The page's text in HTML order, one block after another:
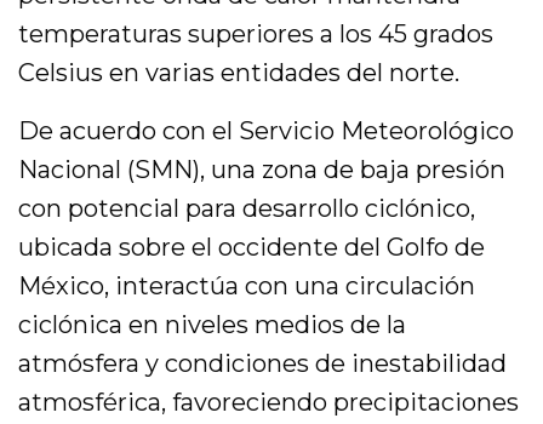
temperaturas superiores a los 45 grados
Celsius en varias entidades del norte.
De acuerdo con el Servicio Meteorológico
Nacional (SMN), una zona de baja presión
con potencial para desarrollo ciclónico,
ubicada sobre el occidente del Golfo de
México, interactúa con una circulación
ciclónica en niveles medios de la
atmósfera y condiciones de inestabilidad
atmosférica, favoreciendo precipitaciones